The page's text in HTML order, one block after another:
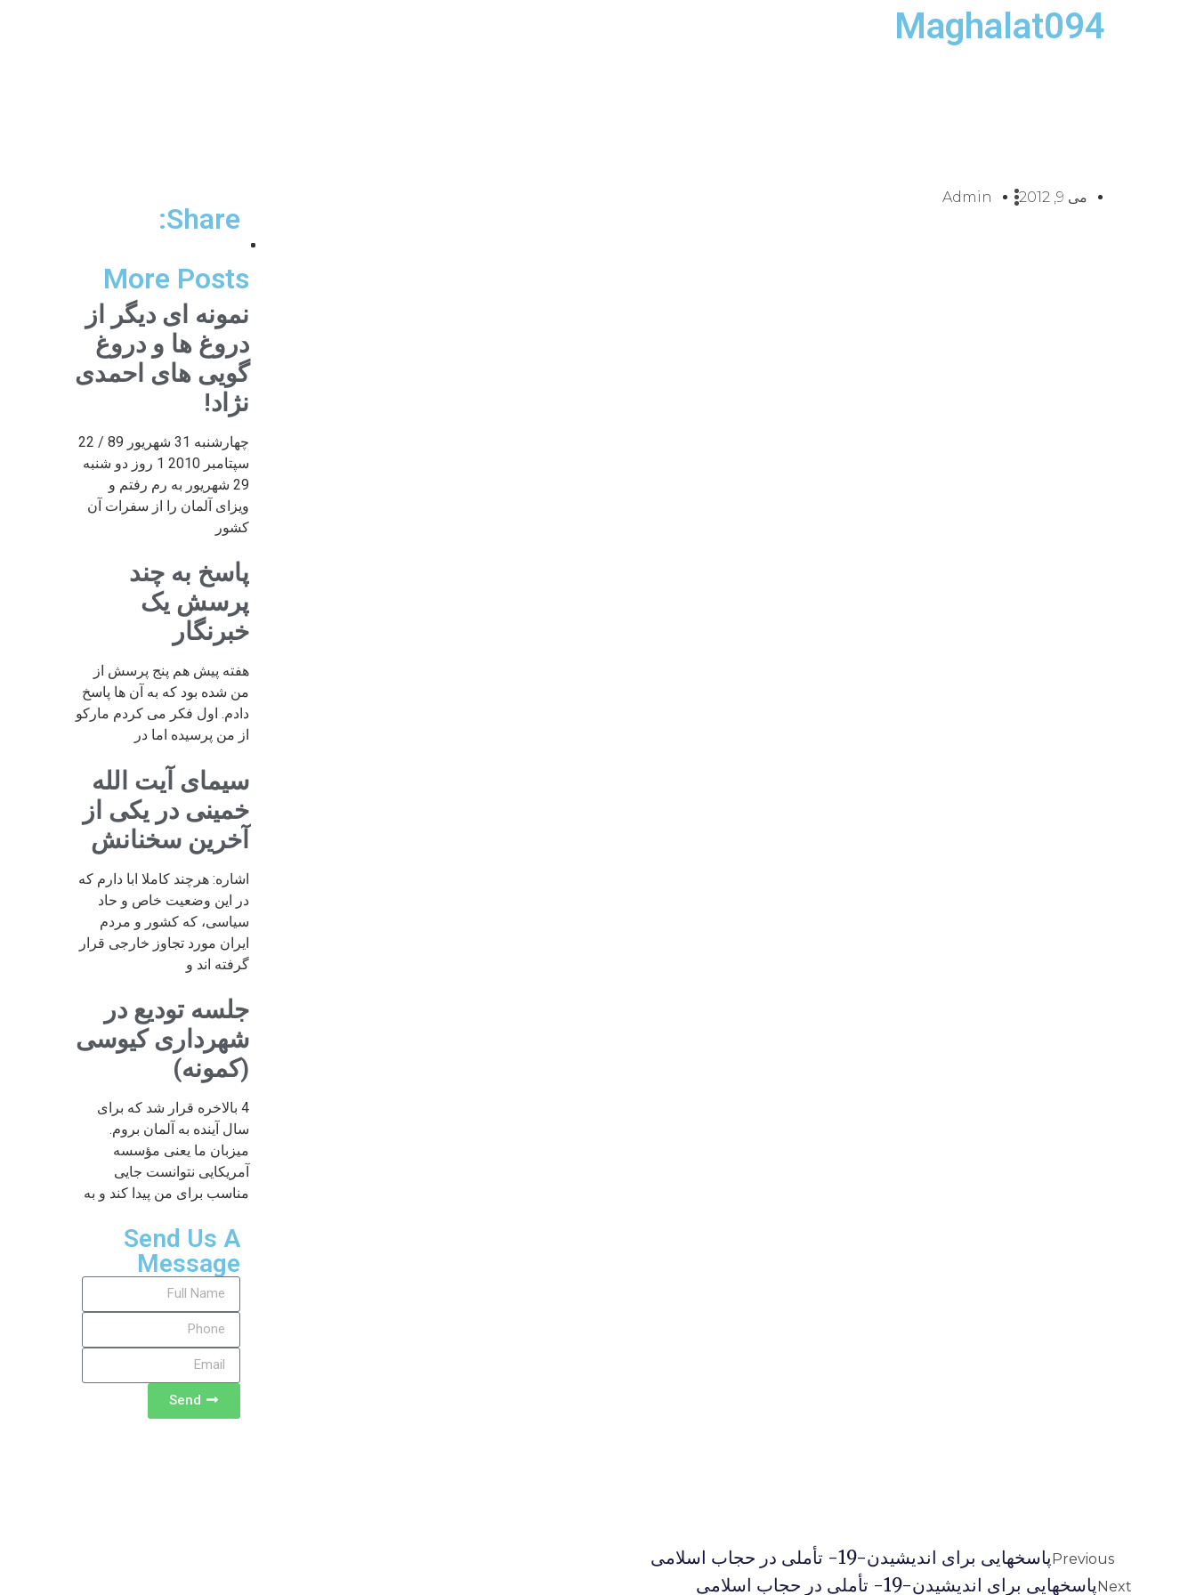
Maghalat094
می 9, 2012 Admin
Share:
More Posts
نمونه ای دیگر از
دروغ ها و دروغ
گویی های احمدی
نژاد!
چهارشنبه 31 شهریور 89 / 22
سپتامبر 2010 1 روز دو شنبه
29 شهریور به رم رفتم و
ویزای آلمان را از سفرات آن
کشور
پاسخ به چند
پرسش یک
خبرنگار
هفته پیش هم پنج پرسش از
من شده بود که به آن ها پاسخ
دادم. اول فکر می کردم مارکو
از من پرسیده اما در
سیمای آیت الله
خمینی در یکی از
آخرین سخنانش
اشاره: هرچند کاملا ابا دارم که
در این وضعیت خاص و حاد
سیاسی، که کشور و مردم
ایران مورد تجاوز خارجی قرار
گرفته اند و
جلسه تودیع در
شهرداری کیوسی
(کمونه)
4 بالاخره قرار شد که برای
سال آینده به آلمان بروم.
میزبان ما یعنی مؤسسه
آمریکایی نتوانست جایی
مناسب برای من پیدا کند و به
Send Us A
Message
Send
Previousپاسخهایی برای اندیشیدن-19- تأملی در حجاب اسلامی
Nextپاسخهایی برای اندیشیدن-19- تأملی در حجاب اسلامی